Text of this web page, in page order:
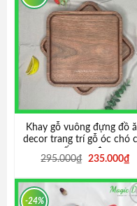
Khay gỗ vuông đựng đồ
decor trang trí gỗ óc chó
295.000₫
Original
was:
295.000₫.
235.000₫
-24%